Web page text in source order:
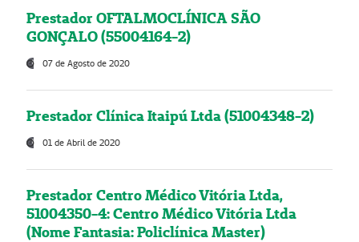
Prestador OFTALMOCLÍNICA SÃO
GONÇALO (55004164-2)
07 de Agosto de 2020
Prestador Clínica Itaipú Ltda (51004348-2)
01 de Abril de 2020
Prestador Centro Médico Vitória Ltda,
51004350-4: Centro Médico Vitória Ltda
(Nome Fantasia: Policlínica Master)